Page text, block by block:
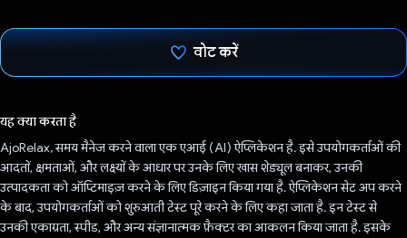
वोट करें
यह क्या करता है
AjoRelax, समय मैनेज करने वाला एक एआई (AI) ऐप्लिकेशन है. इसे उपयोगकर्ताओं की
आदतों, क्षमताओं, और लक्ष्यों के आधार पर उनके लिए खास शेड्यूल बनाकर, उनकी
उत्पादकता को ऑप्टिमाइज़ करने के लिए डिज़ाइन किया गया है. ऐप्लिकेशन सेट अप करने
के बाद, उपयोगकर्ताओं को शुरुआती टेस्ट पूरे करने के लिए कहा जाता है. इन टेस्ट से
उनकी एकाग्रता, स्पीड, और अन्य संज्ञानात्मक फ़ैक्टर का आकलन किया जाता है. इसके